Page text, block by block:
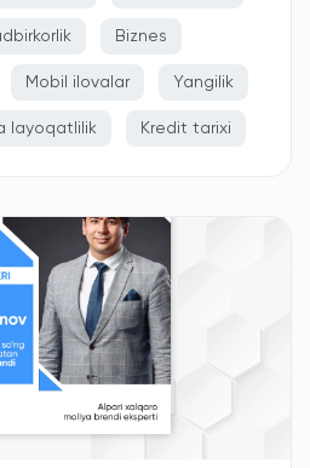
Biznes
Mobil ilovalar Yangilik
layoqatlilik Kredit tarixi